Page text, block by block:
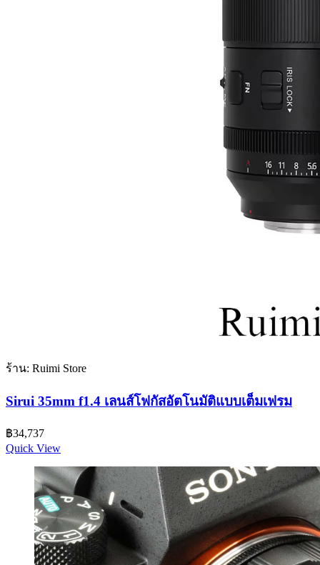
ร้าน: Ruimi Store
Sirui 35mm f1.4 เลนส์โฟกัสอัตโนมัติแบบเต็มเฟรม
฿34,737
Quick View